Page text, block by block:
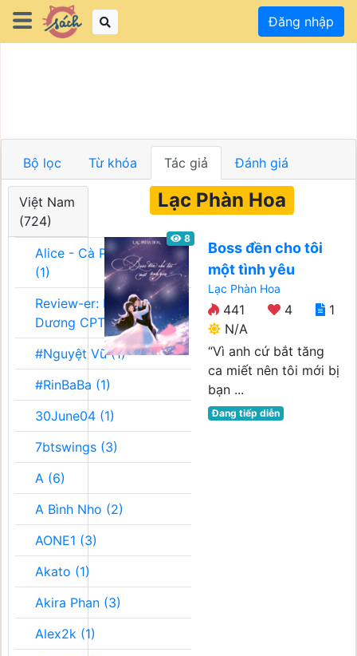
Đăng nhập
Bộ lọc Từ khóa Tác giả Đánh giá
Việt Nam
(724)
Alice - Cà Phê Team
(1)
Review-er: Dương
Dương CPT (1)
#Nguyệt Vũ (1)
#RinBaBa (1)
30June04 (1)
7btswings (3)
A (6)
A Bình Nho (2)
AONE1 (3)
Akato (1)
Akira Phan (3)
Alex2k (1)
Lạc Phàn Hoa
8
Boss đền cho tôi
một tình yêu
Lạc Phàn Hoa
441 4
1
N/A
“Vì anh cứ bắt tăng
ca miết nên tôi mới bị
bạn ...
Đang tiếp diễn